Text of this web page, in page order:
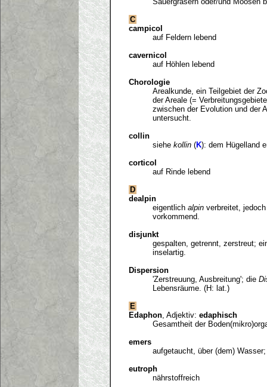
C
campicol
auf Feldern lebend
cavernicol
auf Höhlen lebend
Chorologie
Arealkunde, ein Teilgebiet der
der Areale (=
zwischen der Evolution und der
untersucht.
collin
siehe kollin (K): dem Hügelland
corticol
auf Rinde lebend
D
dealpin
eigentlich alpin verbreitet,
vorkommend.
disjunkt
gespalten, getrennt, zerstreut;
inselartig.
Dispersion
'Zerstreuung, Ausbreitung'; die
Lebensräume. (H: lat.)
E
Edaphon , Adjektiv: edaphisch
Gesamtheit der
emers
aufgetaucht, über (dem)
eutroph
nährstoffreich